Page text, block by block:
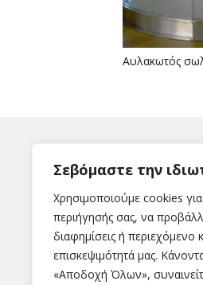
Σεβόμαστε την
Χρησιμοποιούμε cookies
περιήγησής σας, να
διαφημίσεις ή περιεχόμενο
επισκεψιμότητά μας.
«Αποδοχή Όλων»,
Αυλακωτός